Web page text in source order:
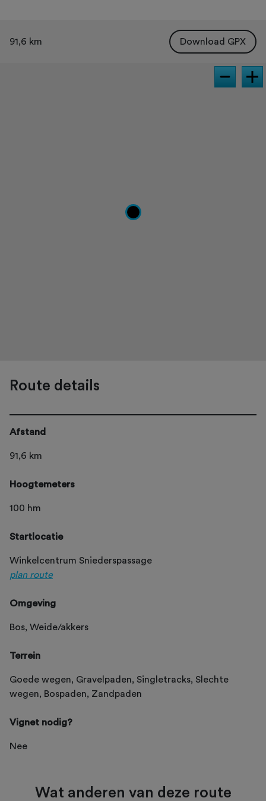
91,6 km Download GPX
Route details
Afstand
91,6 km
Hoogtemeters
100 hm
Startlocatie
Winkelcentrum Sniederspassage
plan route
Omgeving
Bos, Weide/akkers
Terrein
Goede wegen, Gravelpaden, Singletracks, Slechte
wegen, Bospaden, Zandpaden
Vignet nodig?
Nee
Wat anderen van deze route